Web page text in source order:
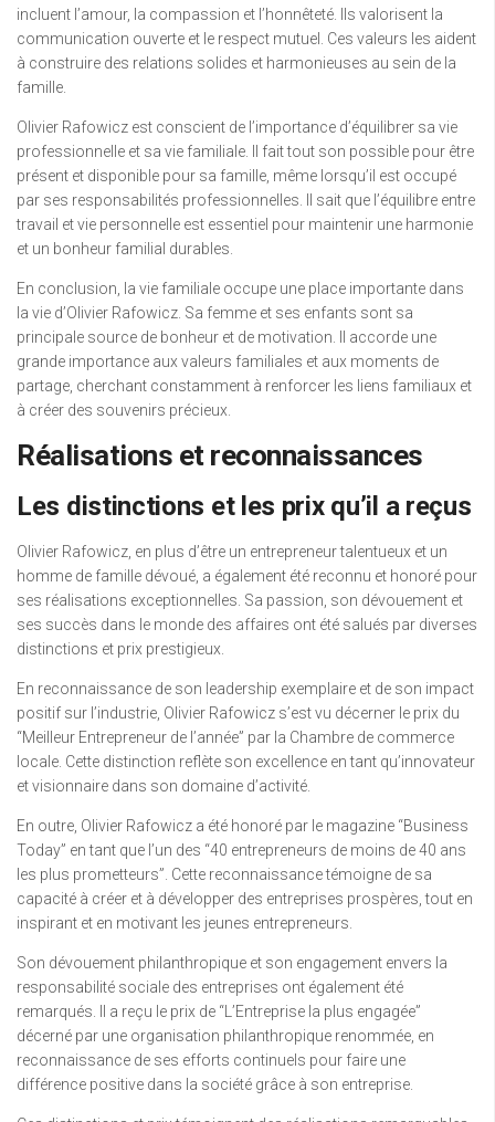
incluent l’amour, la compassion et l’honnêteté. Ils valorisent la
communication ouverte et le respect mutuel. Ces valeurs les aident
à construire des relations solides et harmonieuses au sein de la
famille.
Olivier Rafowicz est conscient de l’importance d’équilibrer sa vie
professionnelle et sa vie familiale. Il fait tout son possible pour être
présent et disponible pour sa famille, même lorsqu’il est occupé
par ses responsabilités professionnelles. Il sait que l’équilibre entre
travail et vie personnelle est essentiel pour maintenir une harmonie
et un bonheur familial durables.
En conclusion, la vie familiale occupe une place importante dans
la vie d’Olivier Rafowicz. Sa femme et ses enfants sont sa
principale source de bonheur et de motivation. Il accorde une
grande importance aux valeurs familiales et aux moments de
partage, cherchant constamment à renforcer les liens familiaux et
à créer des souvenirs précieux.
Réalisations et reconnaissances
Les distinctions et les prix qu’il a reçus
Olivier Rafowicz, en plus d’être un entrepreneur talentueux et un
homme de famille dévoué, a également été reconnu et honoré pour
ses réalisations exceptionnelles. Sa passion, son dévouement et
ses succès dans le monde des affaires ont été salués par diverses
distinctions et prix prestigieux.
En reconnaissance de son leadership exemplaire et de son impact
positif sur l’industrie, Olivier Rafowicz s’est vu décerner le prix du
“Meilleur Entrepreneur de l’année” par la Chambre de commerce
locale. Cette distinction reflète son excellence en tant qu’innovateur
et visionnaire dans son domaine d’activité.
En outre, Olivier Rafowicz a été honoré par le magazine “Business
Today” en tant que l’un des “40 entrepreneurs de moins de 40 ans
les plus prometteurs”. Cette reconnaissance témoigne de sa
capacité à créer et à développer des entreprises prospères, tout en
inspirant et en motivant les jeunes entrepreneurs.
Son dévouement philanthropique et son engagement envers la
responsabilité sociale des entreprises ont également été
remarqués. Il a reçu le prix de “L’Entreprise la plus engagée”
décerné par une organisation philanthropique renommée, en
reconnaissance de ses efforts continuels pour faire une
différence positive dans la société grâce à son entreprise.